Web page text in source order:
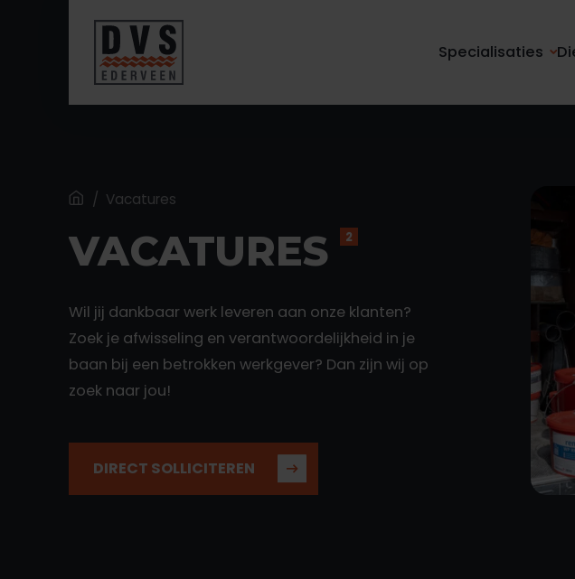
Specialisaties
Home
/ Vacatures
VACATURES 2
Wil jij dankbaar werk leveren aan onze klanten?
Zoek je afwisseling en verantwoordelijkheid in je
baan bij een betrokken werkgever? Dan zijn wij op
zoek naar jou!
DIRECT SOLLICITEREN